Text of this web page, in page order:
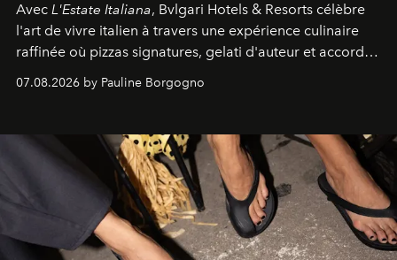
Avec L'Estate Italiana, Bvlgari Hotels & Resorts célèbre
l'art de vivre italien à travers une expérience culinaire
raffinée où pizzas signatures, gelati d'auteur et accords
d'exception composent un véritable voyage sensoriel.
07.08.2026 by Pauline Borgogno